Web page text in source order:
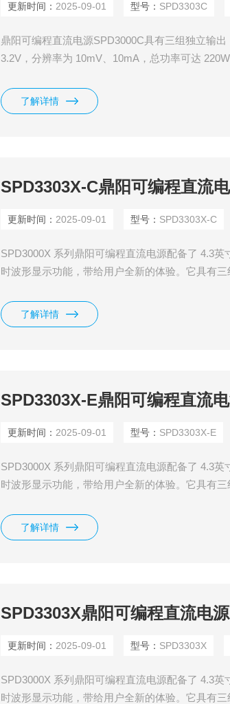
更新时间： 2025-09-01 型号： SPD3303C
鼎阳可编程直流电源SPD3000C具有三组独立输
3.2V，分辨率为 10mV、10mA，总功率可达
了解详情
SPD3303X-C鼎阳可编程直流
更新时间： 2025-09-01 型号： SPD3303X-C
SPD3000X 系列鼎阳可编程直流电源配备了 4.3
时波形显示功能，带给用户全新的体验。它具有
的生产和研究中使用。
了解详情
SPD3303X-E鼎阳可编程直流
更新时间： 2025-09-01 型号： SPD3303X-E
SPD3000X 系列鼎阳可编程直流电源配备了 4.3
时波形显示功能，带给用户全新的体验。它具有
的生产和研究中使用。
了解详情
SPD3303X鼎阳可编程直流电源
更新时间： 2025-09-01 型号： SPD3303X
SPD3000X 系列鼎阳可编程直流电源配备了 4.3
时波形显示功能，带给用户全新的体验。它具有